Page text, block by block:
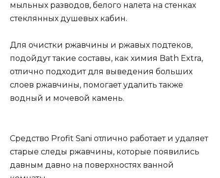
мыльных разводов, белого налета на стенках
стеклянных душевых кабин.
Для очистки ржавчины и ржавых подтеков,
подойдут такие составы, как химия Bath Extra,
отлично подходит для выведения больших
слоев ржавчины, помогает удалить также
водный и мочевой камень.
Средство Profit Sani отлично работает и удаляет
старые следы ржавчины, которые появились
давным давно на поверхностях ванной